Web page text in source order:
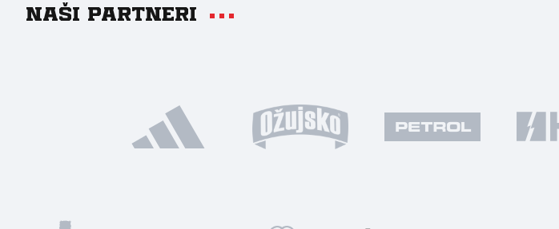
Naši partneri